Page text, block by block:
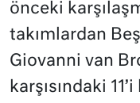
önceki
takımlardan
Giovanni van
karşısındaki